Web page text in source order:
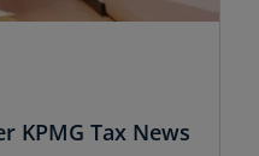
e
KPMG Tax News